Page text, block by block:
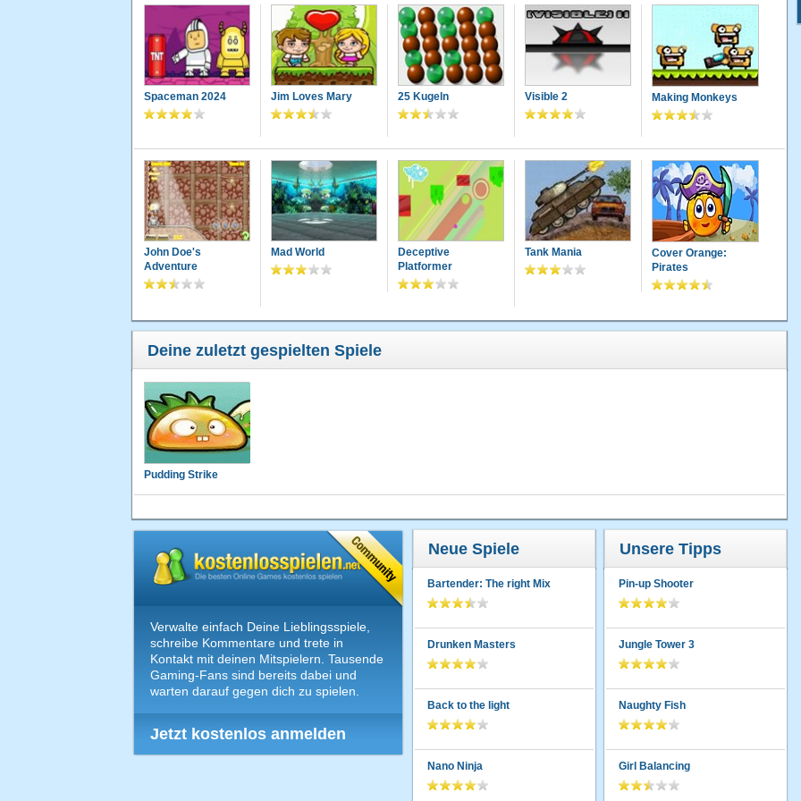
Spaceman 2024 Jim Loves Mary 25 Kugeln Visible 2 Making Monkeys
John Doe's
Adventure
Mad World
Deceptive
Platformer
Tank Mania
Cover Orange:
Pirates
Deine zuletzt gespielten Spiele
Pudding Strike
Verwalte einfach Deine Lieblingsspiele,
schreibe Kommentare und trete in
Kontakt mit deinen Mitspielern. Tausende
Gaming-Fans sind bereits dabei und
warten darauf gegen dich zu spielen.
Jetzt kostenlos anmelden
Neue Spiele
Bartender: The right Mix
Drunken Masters
Back to the light
Nano Ninja
Unsere Tipps
Pin-up Shooter
Jungle Tower 3
Naughty Fish
Girl Balancing